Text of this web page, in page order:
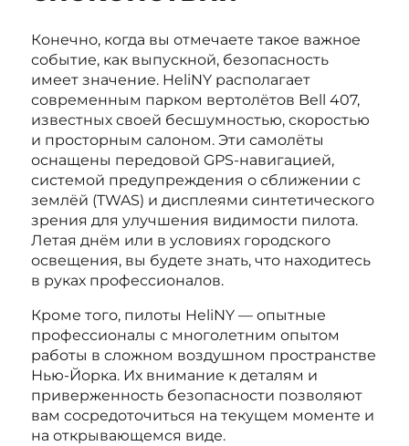
Конечно, когда вы отмечаете такое важное
событие, как выпускной, безопасность
имеет значение. HeliNY располагает
современным парком вертолётов Bell 407,
известных своей бесшумностью, скоростью
и просторным салоном. Эти самолёты
оснащены передовой GPS-навигацией,
системой предупреждения о сближении с
землёй (TWAS) и дисплеями синтетического
зрения для улучшения видимости пилота.
Летая днём или в условиях городского
освещения, вы будете знать, что находитесь
в руках профессионалов.
Кроме того, пилоты HeliNY — опытные
профессионалы с многолетним опытом
работы в сложном воздушном пространстве
Нью-Йорка. Их внимание к деталям и
приверженность безопасности позволяют
вам сосредоточиться на текущем моменте и
на открывающемся виде.